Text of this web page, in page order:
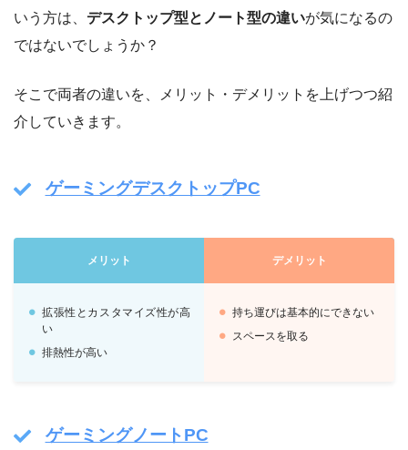
いう方は、 デスクトップ型とノート型の違いが気になるの
ではないでしょうか？
そこで両者の違いを、メリット・デメリットを上げつつ紹
介していきます。
ゲーミングデスクトップPC
メリット デメリット
拡張性とカスタマイズ性が高
い
排熱性が高い
持ち運びは基本的にできない
スペースを取る
ゲーミングノートPC